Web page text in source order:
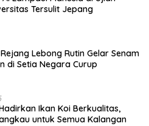
Tersulit Jepang
Rejang Lebong Rutin Gelar Senam
di Setia Negara Curup
Ikan Koi Berkualitas,
untuk Semua Kalangan